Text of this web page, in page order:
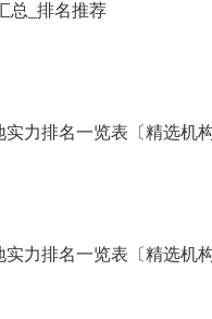
总_排名推荐
力排名一览表〔精选机构
力排名一览表〔精选机构